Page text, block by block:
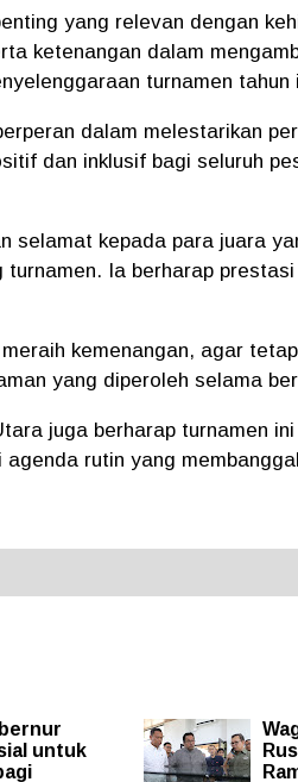
yang relevan dengan
ketenangan dalam
turnamen tahun
dalam melestarikan
dan inklusif bagi seluruh
selamat kepada para juara
turnamen. Ia berharap
kemenangan, agar
yang diperoleh selama
juga berharap turnamen
rutin yang
untuk